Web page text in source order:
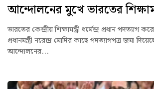
আন্দোলনের মুখে ভারতের
ভারতের কেন্দ্রীয় শিক্ষামন্ত্রী ধর্মেন্দ্র প্রধান পদত্যাগ
প্রধানমন্ত্রী নরেন্দ্র মোদির কাছে পদত্যাগপত্র জমা
আন্দোলনের...